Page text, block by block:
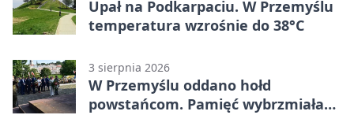
Upał na Podkarpaciu. W Przemyślu
temperatura wzrośnie do 38°C
3 sierpnia 2026
W Przemyślu oddano hołd
powstańcom. Pamięć wybrzmiała